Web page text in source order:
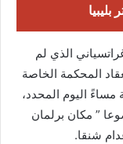
وصل غراتسياني الذي لم
المحكمة الخاصة
الخامسة مساءً اليوم المحدد،
” مكان برلمان
شنقا.